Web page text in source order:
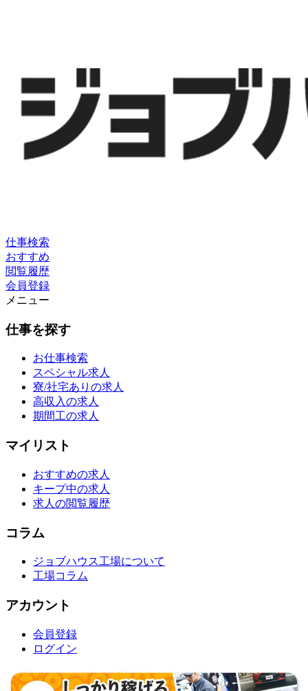
仕事検索
おすすめ
閲覧履歴
会員登録
メニュー
仕事を探す
お仕事検索
スペシャル求人
寮/社宅ありの求人
高収入の求人
期間工の求人
マイリスト
おすすめの求人
キープ中の求人
求人の閲覧履歴
コラム
ジョブハウス工場について
工場コラム
アカウント
会員登録
ログイン